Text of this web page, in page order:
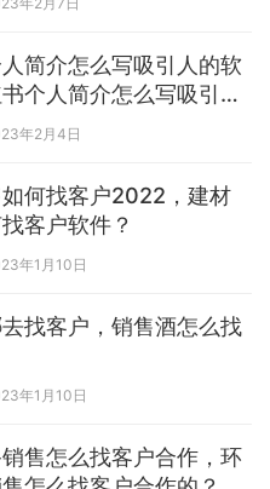
简介怎么写吸引人的软
个人简介怎么写吸引人
年2月4日
何找客户2022，建材
客户软件？
年1月10日
找客户，销售酒怎么找
年1月10日
售怎么找客户合作，环